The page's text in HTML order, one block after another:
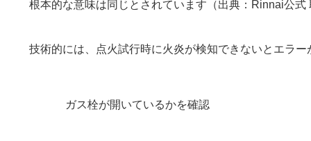
根本的な意味は同じとされています（出典：Rinnai公式
技術的には、点火試行時に火炎が検知できないとエラ
ガス栓が開いているかを確認